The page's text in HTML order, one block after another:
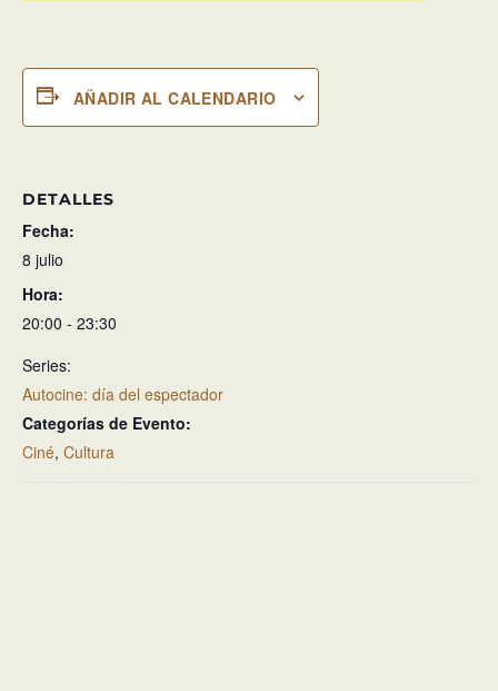
AÑADIR AL CALENDARIO
DETALLES
Fecha:
8 julio
Hora:
20:00 - 23:30
Series:
Autocine: día del espectador
Categorías de Evento:
Ciné, Cultura